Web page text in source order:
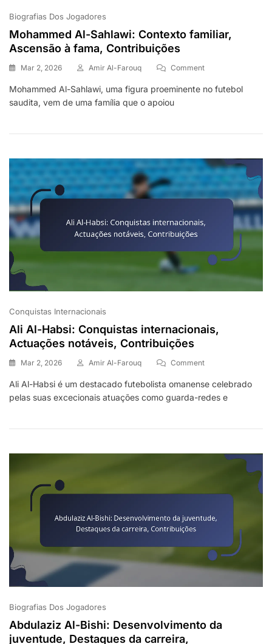
Biografias Dos Jogadores
Mohammed Al-Sahlawi: Contexto familiar,
Ascensão à fama, Contribuições
Mar 2, 2026 Amir Al-Farouq CommentOn
Al-
Ascensão
Fama,
Contribuições
Mohammed Al-Sahlawi, uma figura proeminente no futebol
saudita, vem de uma família que o apoiou
Conquistas Internacionais
Ali Al-Habsi: Conquistas internacionais,
Actuações notáveis, Contribuições
Mar 2, 2026 Amir Al-Farouq CommentOn
Al-
Habsi:
Actuações
Contribuições
Ali Al-Habsi é um destacado futebolista omanense celebrado
pelas suas excecionais atuações como guarda-redes e
Biografias Dos Jogadores
Abdulaziz Al-Bishi: Desenvolvimento da
juventude, Destaques da carreira,